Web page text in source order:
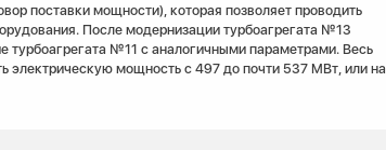
поставки мощности), которая позволяет проводить
После модернизации турбоагрегата №13
турбоагрегата №11 с аналогичными параметрами. Весь
электрическую мощность с 497 до почти 537 МВт, или на